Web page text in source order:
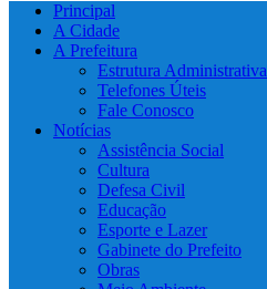
Principal
A Cidade
A Prefeitura
Estrutura Administrativa
Telefones Úteis
Fale Conosco
Notícias
Assistência Social
Cultura
Defesa Civil
Educação
Esporte e Lazer
Gabinete do Prefeito
Obras